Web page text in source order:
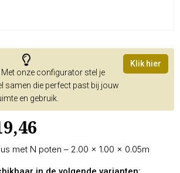
onze configurator stel je
samen die perfect past bij jouw
en gebruik.
Klik hier
met N poten – 2.00 × 1.00 × 0.05m